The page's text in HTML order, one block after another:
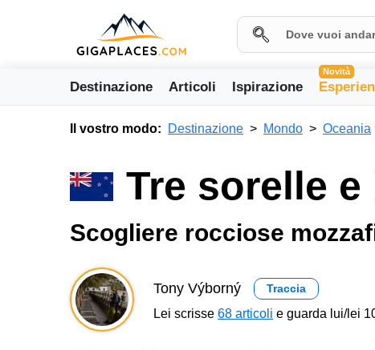
Destinazione Articoli Ispirazione
Novità
Il vostro modo: Destinazione Mondo Oceania
Tre sorelle
Scogliere rocciose
Tony Výborný Traccia
Lei scrisse 68 articoli e guarda lui/lei